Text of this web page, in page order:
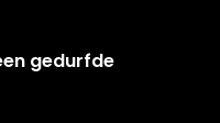
gedurfde